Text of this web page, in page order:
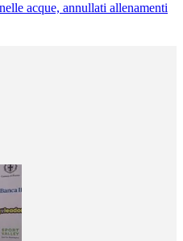
acque, annullati allenamenti